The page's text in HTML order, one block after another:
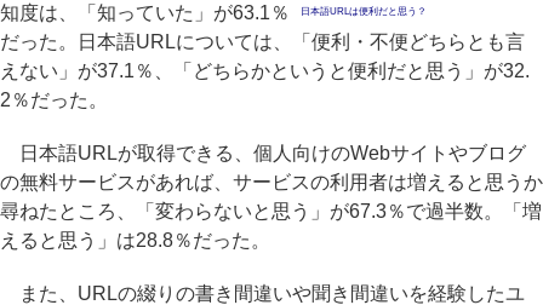
日本語URLは便利だと思う？
知度は、「知っていた」が63.1％
だった。日本語URLについては、「便利・不便どちらとも言
えない」が37.1％、「どちらかというと便利だと思う」が32.
2％だった。
日本語URLが取得できる、個人向けのWebサイトやブログ
の無料サービスがあれば、サービスの利用者は増えると思うか
尋ねたところ、「変わらないと思う」が67.3％で過半数。「増
えると思う」は28.8％だった。
また、URLの綴りの書き間違いや聞き間違いを経験したユ